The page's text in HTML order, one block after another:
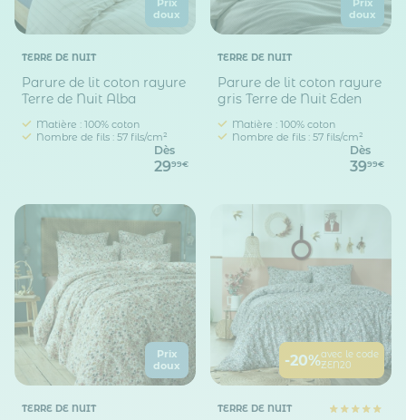
Prix
doux
TERRE DE NUIT
Parure de lit coton rayure
Terre de Nuit Alba
Matière : 100% coton
Nombre de fils : 57 fils/cm²
Dès
2999€
Prix
doux
TERRE DE NUIT
Parure de lit coton rayure
gris Terre de Nuit Eden
Matière : 100% coton
Nombre de fils : 57 fils/cm²
Dès
3999€
Prix
doux
TERRE DE NUIT
-20%avec le code
ZEN20
TERRE DE NUIT